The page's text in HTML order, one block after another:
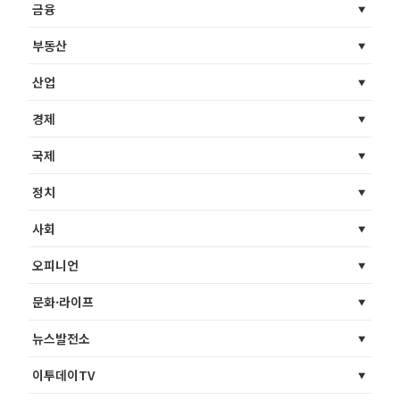
금융
부동산
산업
경제
국제
정치
사회
오피니언
문화·라이프
뉴스발전소
이투데이TV